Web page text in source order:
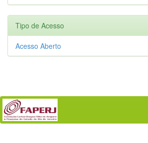
Tipo de Acesso
Acesso Aberto